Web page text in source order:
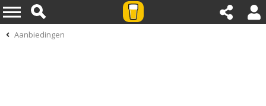
Aanbiedingen